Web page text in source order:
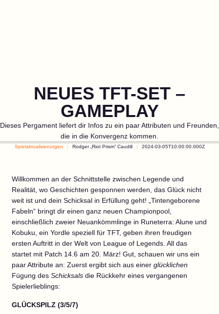
NEUES TFT-SET –
GAMEPLAY
Dieses Pergament liefert dir Infos zu ein paar Attributen und Freunden,
die in die Konvergenz kommen.
Spielaktualisierungen Rodger „Riot Prism” Caudill 2024-03-05T10:00:00.000Z
Willkommen an der Schnittstelle zwischen Legende und
Realität, wo Geschichten gesponnen werden, das Glück nicht
weit ist und dein Schicksal in Erfüllung geht! „Tintengeborene
Fabeln“ bringt dir einen ganz neuen Championpool,
einschließlich zweier Neuankömmlinge in Runeterra: Alune und
Kobuku, ein Yordle speziell für TFT, geben ihren freudigen
ersten Auftritt in der Welt von League of Legends. All das
startet mit Patch 14.6 am 20. März! Gut, schauen wir uns ein
paar Attribute an: Zuerst ergibt sich aus einer glücklichen
Fügung des Schicksals die Rückkehr eines vergangenen
Spielerlieblings:
GLÜCKSPILZ (3/5/7)